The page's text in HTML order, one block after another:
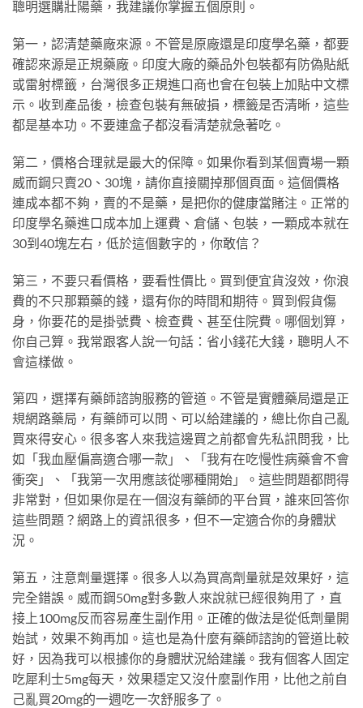
聰明選購壯陽藥，我建議你掌握五個原則。
第一，認清楚藥廠來源。不管是原廠還是印度學名藥，都要
確認來源是正規藥廠。印度大廠的藥品外包裝都有防偽貼紙
或雷射標籤，台灣很多正規進口商也會在包裝上加貼中文標
示。收到產品後，檢查包裝有無破損，標籤是否清晰，這些
都是基本功。不要連盒子都沒看清楚就急著吃。
第二，價格合理就是最大的保障。如果你看到某個賣場一顆
威而鋼只賣20、30塊，請你直接關掉那個頁面。這個價格
連成本都不夠，賣的不是藥，是把你的健康當賭注。正常的
印度學名藥進口成本加上運費、倉儲、包裝，一顆成本就在
30到40塊左右，低於這個數字的，你敢信？
第三，不要只看價格，要看性價比。買到便宜貨沒效，你浪
費的不只那顆藥的錢，還有你的時間和期待。買到假貨傷
身，你要花的是掛號費、檢查費、甚至住院費。哪個划算，
你自己算。我常跟客人說一句話：省小錢花大錢，聰明人不
會這樣做。
第四，選擇有藥師諮詢服務的管道。不管是實體藥局還是正
規網路藥局，有藥師可以問、可以給建議的，總比你自己亂
買來得安心。很多客人來我這邊買之前都會先私訊問我，比
如「我血壓偏高適合哪一款」、「我有在吃慢性病藥會不會
衝突」、「我第一次用應該從哪種開始」。這些問題都問得
非常對，但如果你是在一個沒有藥師的平台買，誰來回答你
這些問題？網路上的資訊很多，但不一定適合你的身體狀
況。
第五，注意劑量選擇。很多人以為買高劑量就是效果好，這
完全錯誤。威而鋼50mg對多數人來說就已經很夠用了，直
接上100mg反而容易產生副作用。正確的做法是從低劑量開
始試，效果不夠再加。這也是為什麼有藥師諮詢的管道比較
好，因為我可以根據你的身體狀況給建議。我有個客人固定
吃犀利士5mg每天，效果穩定又沒什麼副作用，比他之前自
己亂買20mg的一週吃一次舒服多了。